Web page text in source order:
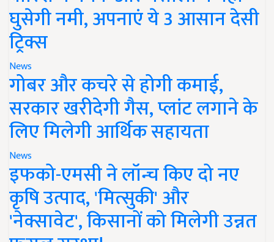
घुसेगी नमी, अपनाएं ये 3 आसान देसी
ट्रिक्स
News
गोबर और कचरे से होगी कमाई,
सरकार खरीदेगी गैस, प्लांट लगाने के
लिए मिलेगी आर्थिक सहायता
News
इफको-एमसी ने लॉन्च किए दो नए
कृषि उत्पाद, 'मित्सुकी' और
'नेक्सावेट', किसानों को मिलेगी उन्नत